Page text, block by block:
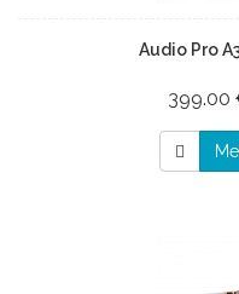
Audio Pro
399.00